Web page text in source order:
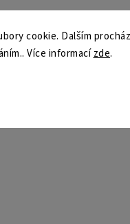
cookie. Dalším
Více informacízde.
sporty